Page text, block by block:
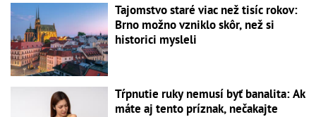
Tajomstvo staré viac než tisíc rokov:
Brno možno vzniklo skôr, než si
historici mysleli
Tŕpnutie ruky nemusí byť banalita: Ak
máte aj tento príznak, nečakajte